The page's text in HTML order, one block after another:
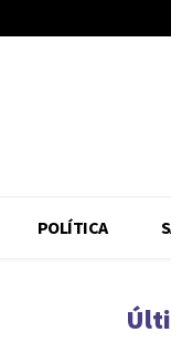
POLÍTICA